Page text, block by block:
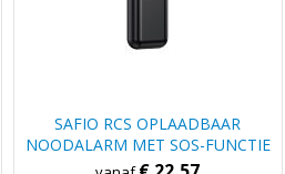
SAFIO RCS OPLAADBAAR
NOODALARM MET SOS-FUNCTIE